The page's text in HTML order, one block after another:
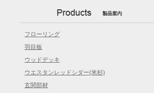
フローリング
羽目板
ウッドデッキ
ウエスタンレッドシダー(米杉)
玄関部材